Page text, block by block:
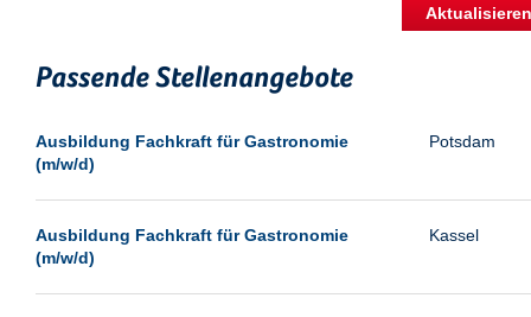
Hamburg
Heilbronn
Kassel
Sonstiges
Passende Stellenangebote
Ausbildung Fachkraft für Gastronomie
(m/w/d)
Potsdam
Ausbildung Fachkraft für Gastronomie
(m/w/d)
Kassel